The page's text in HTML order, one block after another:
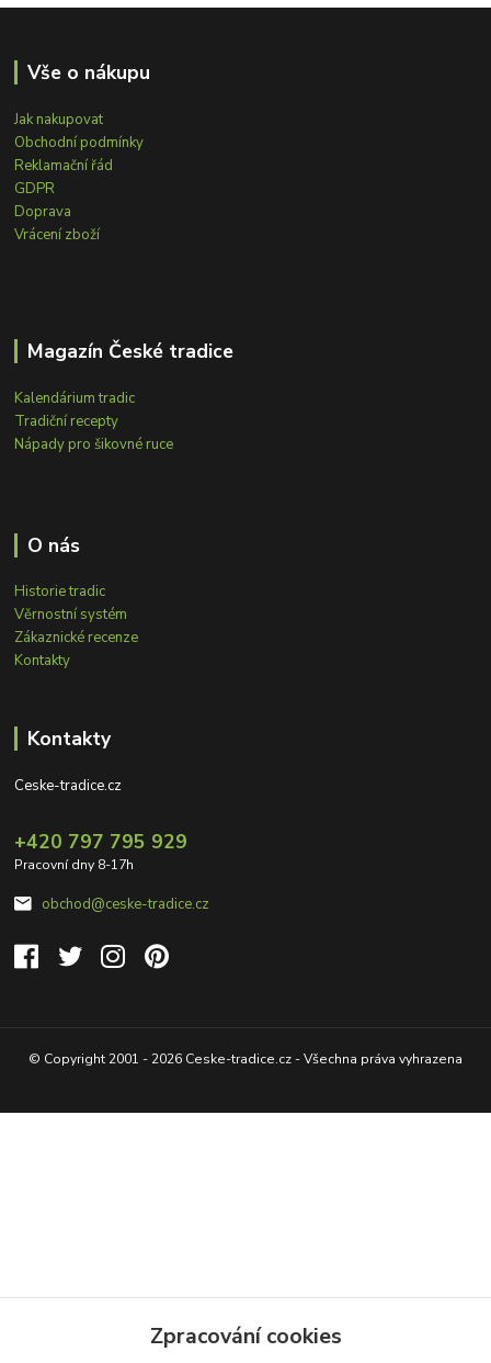
Vše o nákupu
Jak nakupovat
Obchodní podmínky
Reklamační řád
GDPR
Doprava
Vrácení zboží
Magazín České tradice
Kalendárium tradic
Tradiční recepty
Nápady pro šikovné ruce
O nás
Historie tradic
Věrnostní systém
Zákaznické recenze
Kontakty
Kontakty
Ceske-tradice.cz
+420 797 795 929
Pracovní dny 8-17h
obchod@ceske-tradice.cz
© Copyright 2001 - 2026 Ceske-tradice.cz - Všechna práva vyhrazena
Zpracování cookies